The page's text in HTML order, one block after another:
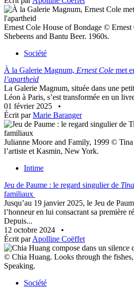
Ernest Cole House of Bondage © Ernest
Shebeens and Bantu Beer. 1960s.
Société
À la Galerie Magnum, Ernest Cole met
l’apartheid
La Galerie Magnum, située dans une
Léon à Paris, s’est transformée en un
01 février 2025
•
Écrit parMarie Baranger
Julianne Moore and Family, 1999 ©
l’artiste et Kasmin, New York.
Intime
Jeu de Paume : le regard singulier de
familiaux
Jusqu’au 19 janvier 2025, le Jeu de
l’honneur en lui consacrant sa première
Depuis...
12 octobre 2024
•
Écrit parApolline Coëffet
© Chia Huang. Looks through the
Speaking.
Société